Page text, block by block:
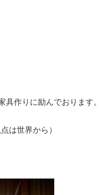
具作りに励んでおります
は世界から）